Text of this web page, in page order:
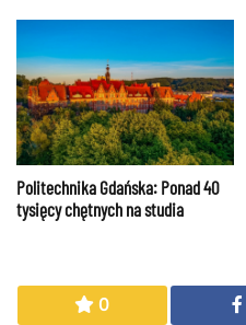
0
Politechnika Gdańska: Ponad 40
tysięcy chętnych na studia